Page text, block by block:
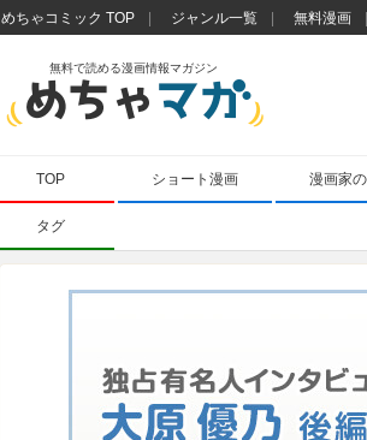
めちゃコミック TOP ジャンル一覧 無料漫画
無料で読める漫画情報マガジン
TOP ショート漫画 漫画家
タグ